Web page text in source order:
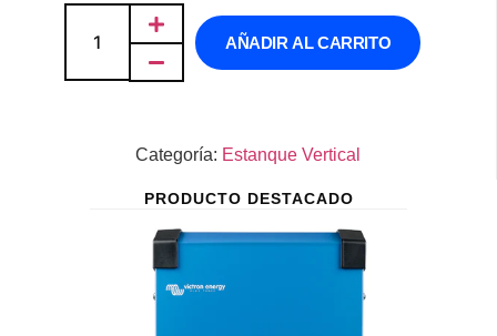
AÑADIR AL CARRITO
Categoría: Estanque Vertical
PRODUCTO DESTACADO